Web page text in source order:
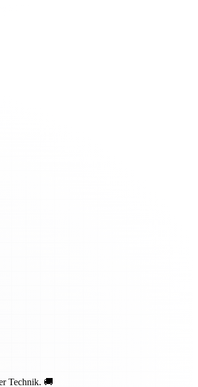
Technik. 🚚